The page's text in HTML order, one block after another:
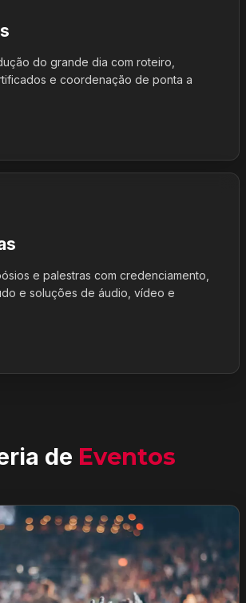
do grande dia com roteiro,
e coordenação de ponta a
e palestras com credenciamento,
e soluções de áudio, vídeo e
de Eventos